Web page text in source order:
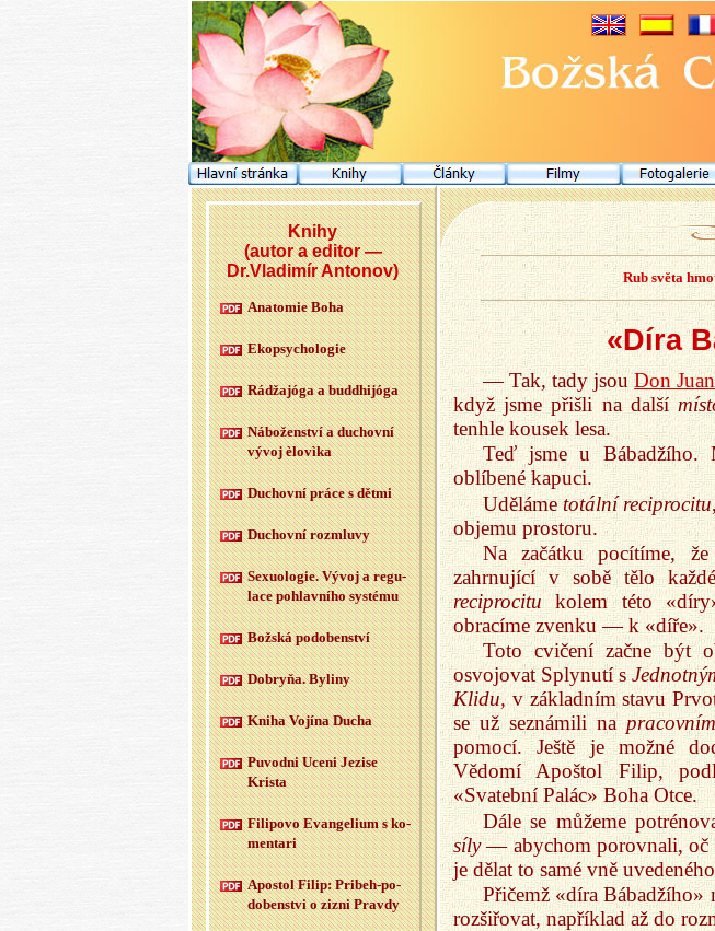
Rub světa
«Díra
— Tak, tady jsouDon
když jsme přišli na další
tenhle kousek lesa.
Teď jsme u Bábadžího.
oblíbené kapuci.
Udělámetotální reciprocitu
objemu prostoru.
Na začátku pocítíme,
zahrnující v sobě tělo
reciprocitu kolem této
obracíme zvenku — k «díře».
Toto cvičení začne být
osvojovat Splynutí s
Klidu,v základním stavu
se už seznámili na
pomocí. Ještě je možné
Vědomí Apoštol Filip,
«Svatební Palác» Boha Otce.
Dále se můžeme
síly— abychom porovnali, oč
je dělat to samé vně
Přičemž «díra Bábadžího»
rozšiřovat, například až do
Knihy
(autor a editor —
Dr.Vladimír Antonov)
Ana­to­mie Boha
Ekopsy­cho­lo­gie
Rádžajóga a budd­hijóga
Ná­bo­žen­ství a du­chov­ní
vývoj èlovìka
Du­chov­ní práce s dětmi
Du­chov­ní roz­mlu­vy
Se­xu­o­lo­gie. Vývoj a re­gu­
la­ce po­hlav­ní­ho sys­té­mu
Bož­ská po­do­ben­ství
Dobryňa. By­li­ny
Kniha Vo­jí­na Ducha
Puvod­ni Uceni Je­zi­se
Kris­ta
Fi­li­po­vo Evan­ge­li­um s ko­
men­ta­ri
Apo­stol Filip: Pri­beh-po­
do­ben­st­vi o zizni Prav­dy